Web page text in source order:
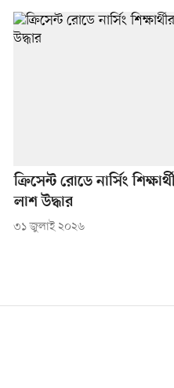
ক্রিসেন্ট রোডে নার্সিং
লাশ উদ্ধার
৩১ জুলাই ২০২৬